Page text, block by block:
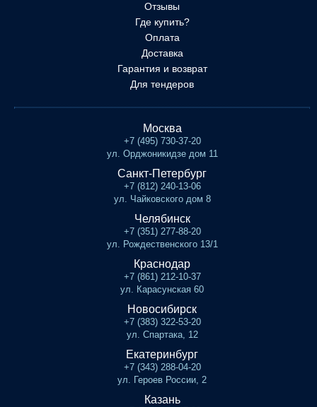
Отзывы
Где купить?
Оплата
Доставка
Гарантия и возврат
Для тендеров
Москва
+7 (495) 730-37-20
ул. Орджоникидзе дом 11
Санкт-Петербург
+7 (812) 240-13-06
ул. Чайковского дом 8
Челябинск
+7 (351) 277-88-20
ул. Рождественского 13/1
Краснодар
+7 (861) 212-10-37
ул. Карасунская 60
Новосибирск
+7 (383) 322-53-20
ул. Спартака, 12
Екатеринбург
+7 (343) 288-04-20
ул. Героев России, 2
Казань